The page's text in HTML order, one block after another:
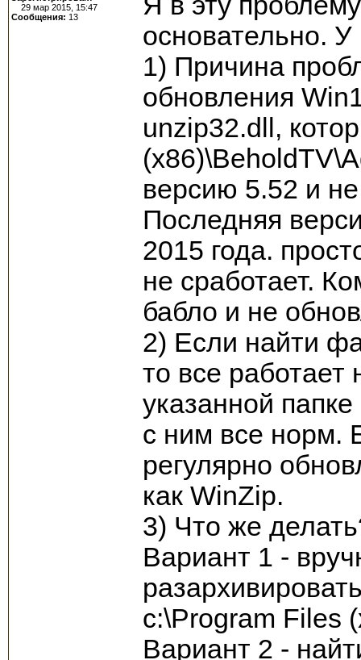
29 мар 2015, 15:47
Сообщения: 13
основательно.
1) Причина
обновления
unzip32.dll,
версию 5.52 и
Последняя
2015 года.
не сработает.
бабло и не
2) Если найти
то все работает
указанной
с ним все норм.
регулярно
как WinZip.
3) Что же
Вариант 1 -
c:\Program Files
Вариант 2 -